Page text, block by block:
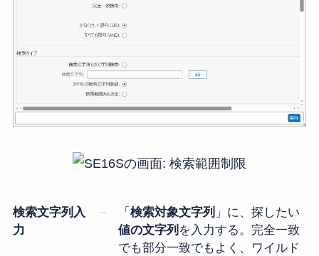
検索文字列入
力
「検索対象文字列 」に、探したい
値の文字列 を入力する。完全一致
でも部分一致でもよく、ワイルド